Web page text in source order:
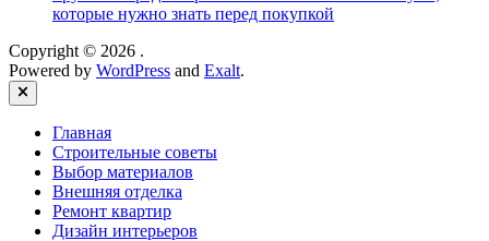
которые нужно знать перед покупкой
Copyright © 2026 .
Powered by WordPress and Exalt.
Close
Главная
Строительные советы
Выбор материалов
Внешняя отделка
Ремонт квартир
Дизайн интерьеров